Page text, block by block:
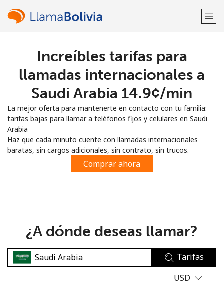
¡Bienvenido!
Regístrate con
o
Increíbles tarifas para
llamadas internacionales a
Saudi Arabia ⁦14.9¢⁩/min
La mejor oferta para mantenerte en contacto con tu familia:
tarifas bajas para llamar a teléfonos fijos y celulares en Saudi
Arabia
Haz que cada minuto cuente con llamadas internacionales
baratas, sin cargos adicionales, sin contrato, sin trucos.
Comprar ahora
¿A dónde deseas llamar?
Tarifas
USD